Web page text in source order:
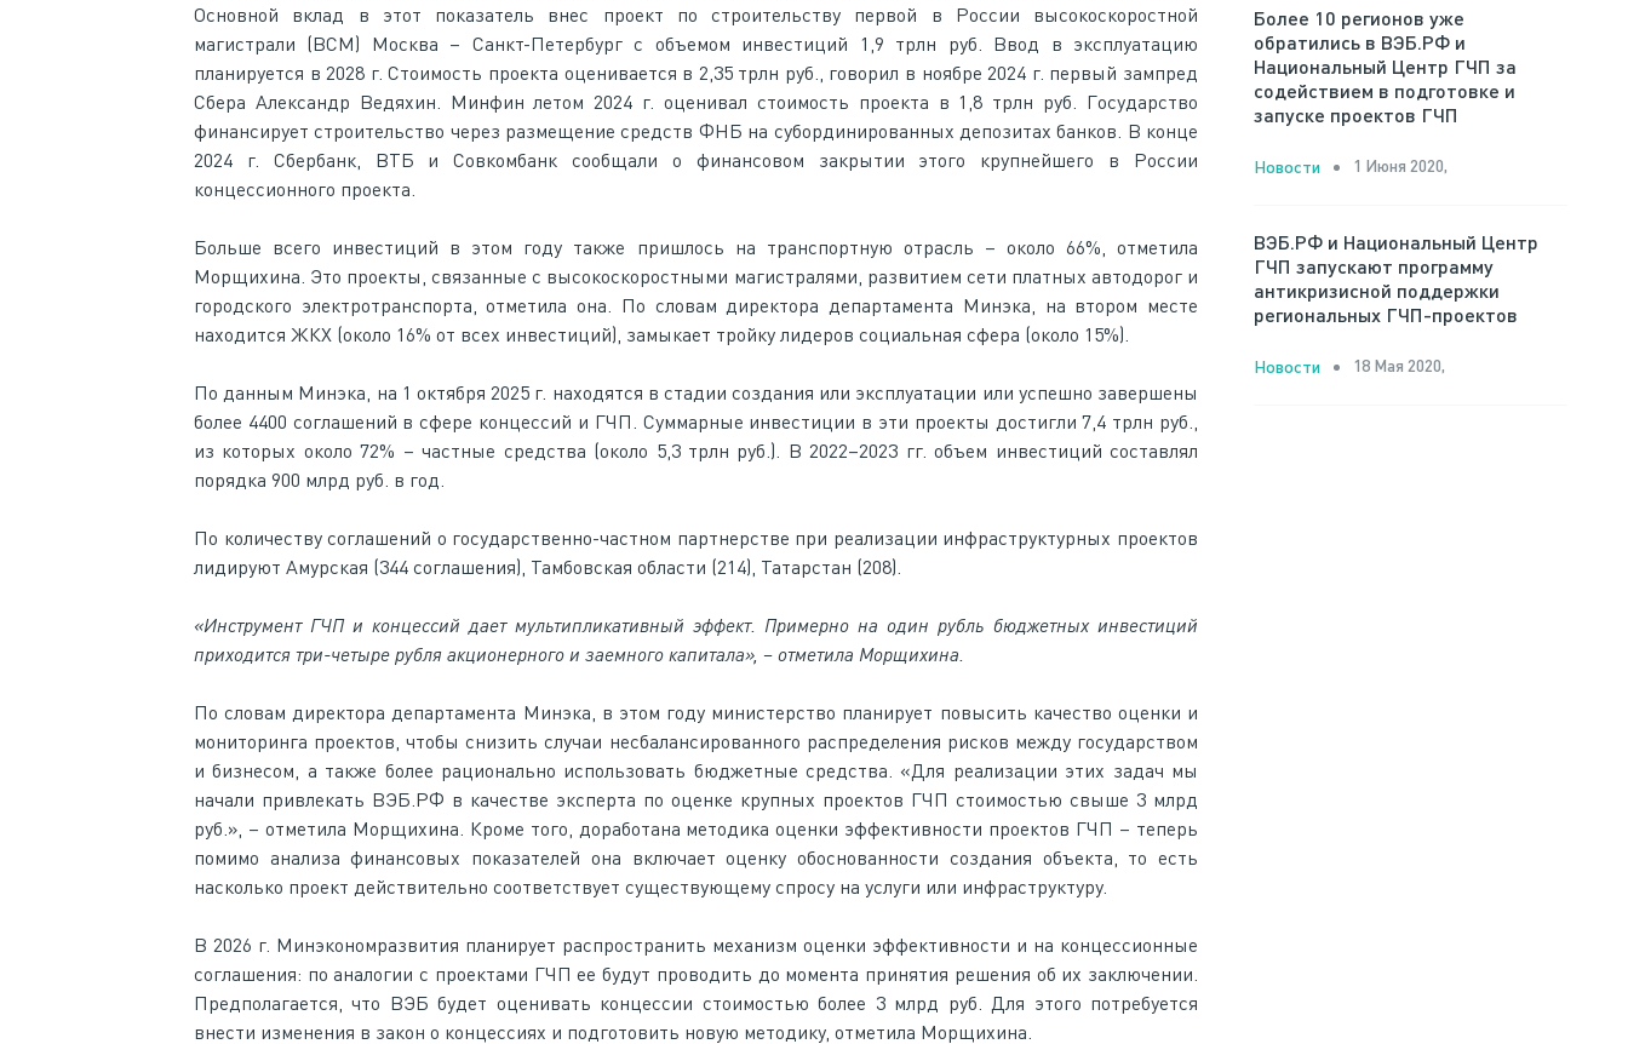
Основной вклад в этот показатель внес проект по строительству первой в России высокоскоростной
магистрали (ВСМ) Москва – Санкт-Петербург с объемом инвестиций 1,9 трлн руб. Ввод в эксплуатацию
планируется в 2028 г. Стоимость проекта оценивается в 2,35 трлн руб., говорил в ноябре 2024 г. первый зампред
Сбера Александр Ведяхин. Минфин летом 2024 г. оценивал стоимость проекта в 1,8 трлн руб. Государство
финансирует строительство через размещение средств ФНБ на субординированных депозитах банков. В конце
2024 г. Сбербанк, ВТБ и Совкомбанк сообщали о финансовом закрытии этого крупнейшего в России
концессионного проекта.
Больше всего инвестиций в этом году также пришлось на транспортную отрасль – около 66%, отметила
Морщихина. Это проекты, связанные с высокоскоростными магистралями, развитием сети платных автодорог и
городского электротранспорта, отметила она. По словам директора департамента Минэка, на втором месте
находится ЖКХ (около 16% от всех инвестиций), замыкает тройку лидеров социальная сфера (около 15%).
По данным Минэка, на 1 октября 2025 г. находятся в стадии создания или эксплуатации или успешно завершены
более 4400 соглашений в сфере концессий и ГЧП. Суммарные инвестиции в эти проекты достигли 7,4 трлн руб.,
из которых около 72% – частные средства (около 5,3 трлн руб.). В 2022–2023 гг. объем инвестиций составлял
порядка 900 млрд руб. в год.
По количеству соглашений о государственно-частном партнерстве при реализации инфраструктурных проектов
лидируют Амурская (344 соглашения), Тамбовская области (214), Татарстан (208).
«Инструмент ГЧП и концессий дает мультипликативный эффект. Примерно на один рубль бюджетных инвестиций
приходится три-четыре рубля акционерного и заемного капитала», – отметила Морщихина.
По словам директора департамента Минэка, в этом году министерство планирует повысить качество оценки и
мониторинга проектов, чтобы снизить случаи несбалансированного распределения рисков между государством
и бизнесом, а также более рационально использовать бюджетные средства. «Для реализации этих задач мы
начали привлекать ВЭБ.РФ в качестве эксперта по оценке крупных проектов ГЧП стоимостью свыше 3 млрд
руб.», – отметила Морщихина. Кроме того, доработана методика оценки эффективности проектов ГЧП – теперь
помимо анализа финансовых показателей она включает оценку обоснованности создания объекта, то есть
насколько проект действительно соответствует существующему спросу на услуги или инфраструктуру.
В 2026 г. Минэкономразвития планирует распространить механизм оценки эффективности и на концессионные
соглашения: по аналогии с проектами ГЧП ее будут проводить до момента принятия решения об их заключении.
Предполагается, что ВЭБ будет оценивать концессии стоимостью более 3 млрд руб. Для этого потребуется
внести изменения в закон о концессиях и подготовить новую методику, отметила Морщихина.
Более 10 регионов уже
обратились в ВЭБ.РФ и
Национальный Центр ГЧП за
содействием в подготовке и
запуске проектов ГЧП
Новости 1 Июня 2020,
ВЭБ.РФ и Национальный Центр
ГЧП запускают программу
антикризисной поддержки
региональных ГЧП-проектов
Новости 18 Мая 2020,